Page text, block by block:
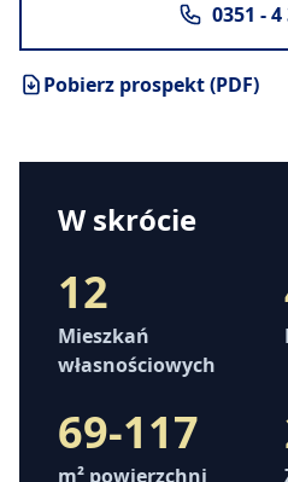
0351 - 4
Pobierz prospekt (PDF)
W skrócie
12
Mieszkań
własnościowych
69-117
m² powierzchni